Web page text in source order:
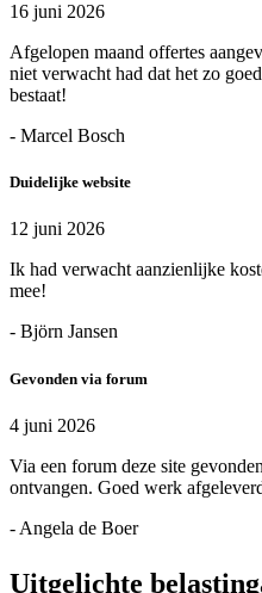
16 juni 2026
Afgelopen maand offertes
niet verwacht had dat het zo
bestaat!
- Marcel Bosch
Duidelijke website
12 juni 2026
Ik had verwacht aanzienlijke
mee!
- Björn Jansen
Gevonden via forum
4 juni 2026
Via een forum deze site
ontvangen. Goed werk
- Angela de Boer
Uitgelichte